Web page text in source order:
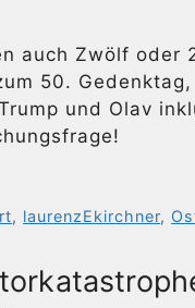
auch Zwölf oder
50.
und Olav
, laurenzEkirchner,